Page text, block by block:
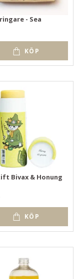
- Sea
KÖP
Bivax & Honung
KÖP